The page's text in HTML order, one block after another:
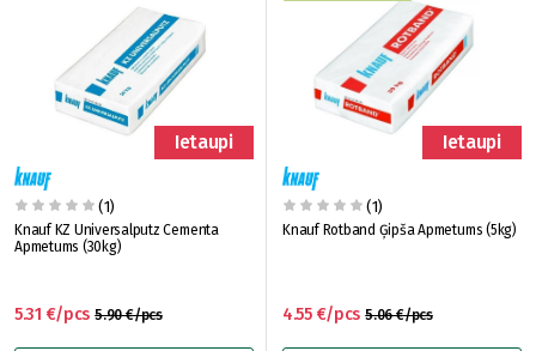
Ietaupi
(1)
Knauf KZ Universalputz Cementa
Apmetums (30kg)
5.90 €/pcs
5.31 €/pcs
Ietaupi
(1)
Knauf Rotband Ģipša Apmetums (5kg)
5.06 €/pcs
4.55 €/pcs